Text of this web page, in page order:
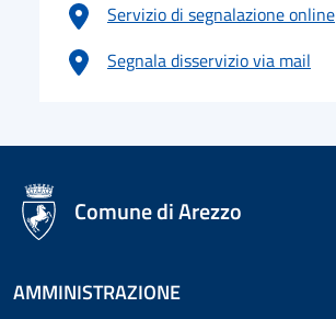
Servizio di segnalazione online
Segnala disservizio via mail
logo Unione Europea
Comune di Arezzo
AMMINISTRAZIONE